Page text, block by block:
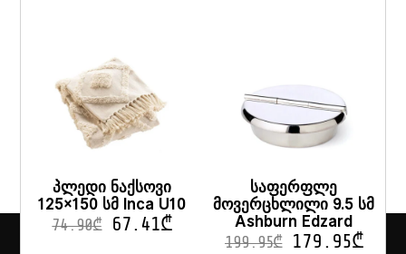
პლედი ნაქსოვი
125×150 სმ Inca U10
74.90₾ 67.41₾
საფერფლე
მოვერცხლილი 9.5 სმ
Ashburn Edzard
199.95₾ 179.95₾